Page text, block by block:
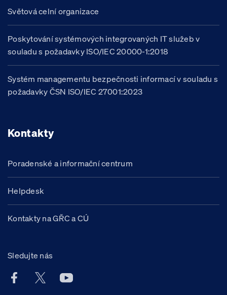
Světová celní organizace
Poskytování systémových integrovaných IT služeb v
souladu s požadavky ISO/IEC 20000-1:2018
Systém managementu bezpečnosti informací v souladu s
požadavky ČSN ISO/IEC 27001:2023
Kontakty
Poradenské a informační centrum
Helpdesk
Kontakty na GŘC a CÚ
Sledujte nás
Facebook účet Celní správy ČR
X účet Celní správy ČR
Youtube účet Celní správy ČR